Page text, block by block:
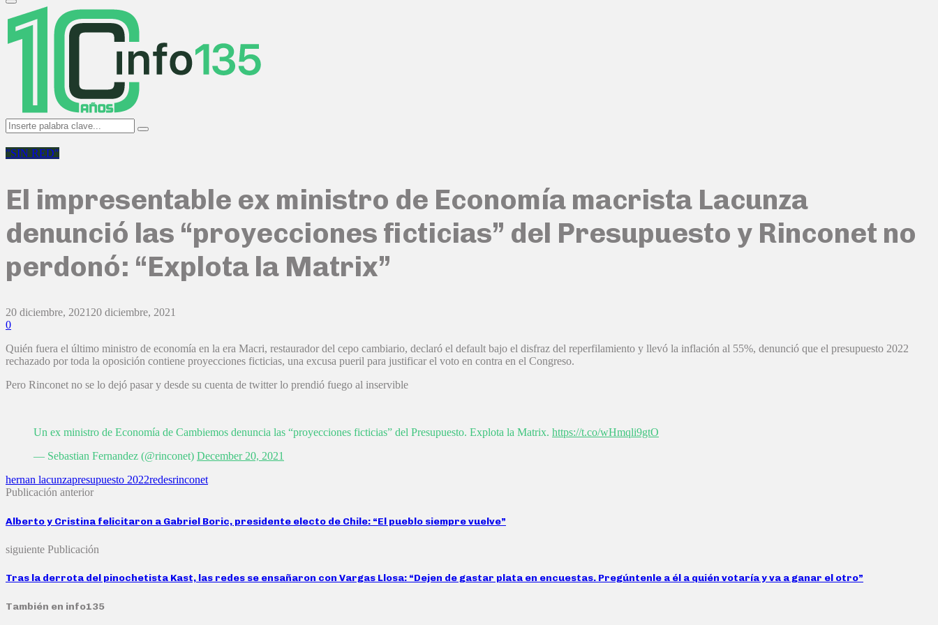
Primary
Menu
Search
for:
Search
"SIN RED"
El impresentable ex ministro de Economía macrista Lacunza
denunció las “proyecciones ficticias” del Presupuesto y Rinconet no
perdonó: “Explota la Matrix”
20 diciembre, 2021 20 diciembre, 2021
0
Quién fuera el último ministro de economía en la era Macri, restaurador del cepo cambiario, declaró el default bajo el disfraz del reperfilamiento y llevó la inflación al 55%, denunció que el presupuesto 2022
rechazado por toda la oposición contiene proyecciones ficticias, una excusa pueril para justificar el voto en contra en el Congreso.
Pero Rinconet no se lo dejó pasar y desde su cuenta de twitter lo prendió fuego al inservible
Un ex ministro de Economía de Cambiemos denuncia las “proyecciones ficticias” del Presupuesto. Explota la Matrix. https://t.co/wHmqli9gtO
— Sebastian Fernandez (@rinconet) December 20, 2021
hernan lacunzapresupuesto 2022redesrinconet
Publicación anterior
Alberto y Cristina felicitaron a Gabriel Boric, presidente electo de Chile: “El pueblo siempre vuelve”
siguiente Publicación
Tras la derrota del pinochetista Kast, las redes se ensañaron con Vargas Llosa: “Dejen de gastar plata en encuestas. Pregúntenle a él a quién votaría y va a ganar el otro”
También en info135